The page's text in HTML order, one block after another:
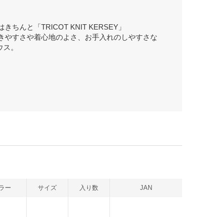
ちんと「TRICOT KNIT KERSEY」
やすさや着心地のよさ、お手入れのしやすさな
。
ー サイズ 入り数 JAN